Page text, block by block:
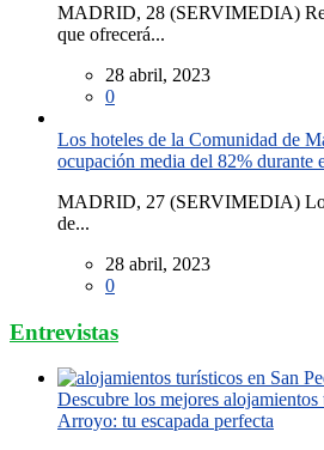
MADRID, 28 (SERVIMEDIA)
que ofrecerá...
28 abril, 2023
0
Los hoteles de la Comunidad de
ocupación media del 82% durante
MADRID, 27 (SERVIMEDIA)
de...
28 abril, 2023
0
Entrevistas
Descubre los mejores
Arroyo: tu escapada perfecta